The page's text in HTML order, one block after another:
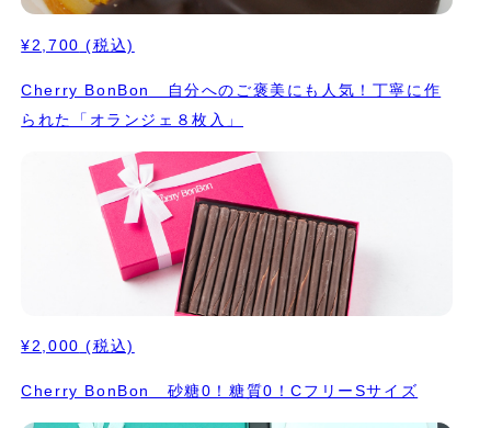
¥2,700 (税込)
Cherry BonBon 自分へのご褒美にも人気！丁寧に作
られた「オランジェ８枚入」
¥2,000 (税込)
Cherry BonBon 砂糖0！糖質0！CフリーSサイズ